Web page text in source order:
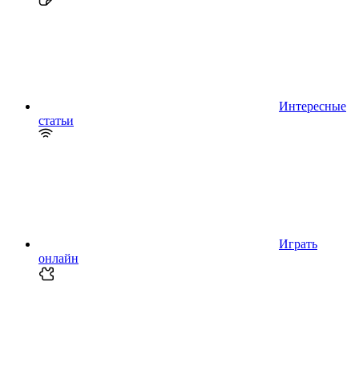
Интересные
статьи
Играть
онлайн